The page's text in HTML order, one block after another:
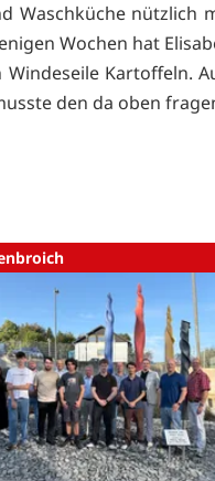
Waschküche nützlich
Wochen hat
Windeseile Kartoffeln.
den da oben